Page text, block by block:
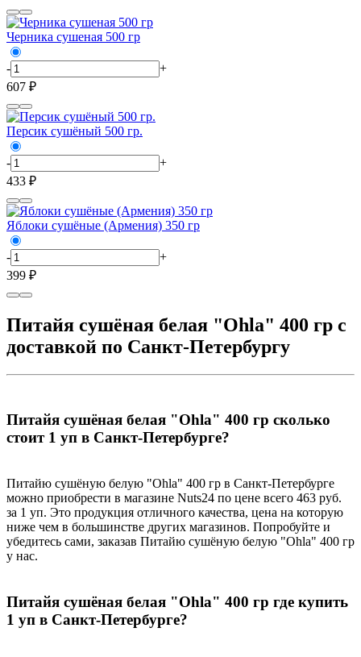
Черника сушеная 500 гр
-
+
607 ₽
Персик сушёный 500 гр.
-
+
433 ₽
Яблоки сушёные (Армения) 350 гр
-
+
399 ₽
Питайя сушёная белая "Ohla" 400 гр с
доставкой по Санкт-Петербургу
Питайя сушёная белая "Ohla" 400 гр сколько
стоит 1 уп в Санкт-Петербурге?
Питайю сушёную белую "Ohla" 400 гр в Санкт-Петербурге
можно приобрести в магазине Nuts24 по цене всего 463 руб.
за 1 уп. Это продукция отличного качества, цена на которую
ниже чем в большинстве других магазинов. Попробуйте и
убедитесь сами, заказав Питайю сушёную белую "Ohla" 400 гр
у нас.
Питайя сушёная белая "Ohla" 400 гр где купить
1 уп в Санкт-Петербурге?